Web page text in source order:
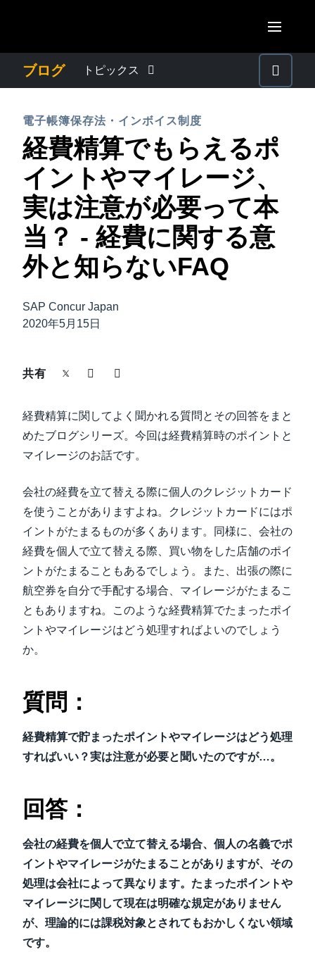
AMERICAS
Canada (English)
Canada (Français)
México (Español)
Brasil (Português)
United Kingdom (English)
France (Français)
Deutschland (Deutsch)
Italia (Italiano)
Nederlands (English)
Norway (English)
ASIA PACIFIC
Australia (English)
India (English)
日本（日本語)
Singapore (English)
ブログ トピックス
プレスリリース
電子帳簿保存法・インボイス制度
経理・総務の豆知識
出張・経費管理トレンド
中堅・中小企業
サステナビリティ
働きかた改革
自治体・公共機関・教育機関等
電子帳簿保存法・インボイス制度
経費精算でもらえるポ
イントやマイレージ、
実は注意が必要って本
当？ - 経費に関する意
外と知らないFAQ
SAP Concur Japan
2020年5月15日
共有
経費精算に関してよく聞かれる質問とその回答をまと
めたブログシリーズ。今回は経費精算時のポイントと
マイレージのお話です。
会社の経費を立て替える際に個人のクレジットカード
を使うことがありますよね。クレジットカードにはポ
イントがたまるものが多くあります。同様に、会社の
経費を個人で立て替える際、買い物をした店舗のポイ
ントがたまることもあるでしょう。また、出張の際に
航空券を自分で手配する場合、マイレージがたまるこ
ともありますね。このような経費精算でたまったポイ
ントやマイレージはどう処理すればよいのでしょう
か。
質問：
経費精算で貯まったポイントやマイレージはどう処理
すればいい？実は注意が必要と聞いたのですが…。
回答：
会社の経費を個人で立て替える場合、個人の名義でポ
イントやマイレージがたまることがありますが、その
処理は会社によって異なります。たまったポイントや
マイレージに関して現在は明確な規定がありません
が、理論的には課税対象とされてもおかしくない領域
です。